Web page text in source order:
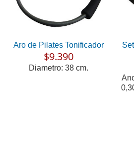
Aro de Pilates Tonificador
$9.390
Diametro: 38 cm.